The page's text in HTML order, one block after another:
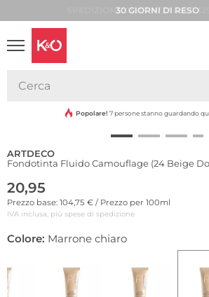
30 GIORNI DI RESO
VIBES
Popolare! 7 persone stanno guardando
ARTDECO
Fondotinta Fluido Camouflage (24 Beige
20,95
Prezzo base: 104,75 € / Prezzo per 100ml
IVA inclusa, più spese di spedizione
Colore: Marrone chiaro